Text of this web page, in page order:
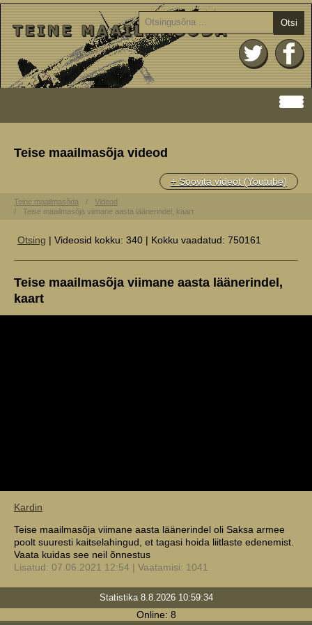
Otsi
Teise maailmasõja videod
+ Soovita videot (Youtube)
Teine maailmasõda
Videod
Teise maailmasõja viimane aasta läänerindel, kaart
Otsing | Videosid kokku: 340 | Kokku vaadatud: 750161
Teise maailmasõja viimane aasta läänerindel,
kaart
Kardin
Teise maailmasõja viimane aasta läänerindel oli Saksa armee
poolt suuresti kaitselahingud, et tagasi hoida liitlaste edenemist.
Vaata kuidas see neil õnnestus
Lisatud: 07.06.2021 12:54 | Vaatamisi: 1041
Statistika 8.8.2026 10:59:34
Online: 8